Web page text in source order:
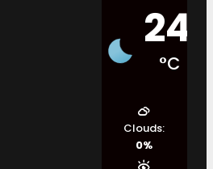
24
°C
Clouds:
0%